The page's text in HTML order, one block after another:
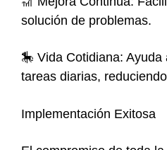
solución de problemas.
🎠 Vida Cotidiana:
tareas diarias,
Implementación Exitosa